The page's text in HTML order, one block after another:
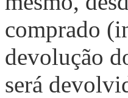
comprado
devolução
será